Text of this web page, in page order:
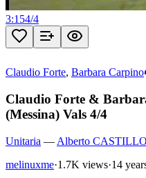
3:154/4
Claudio Forte, Barbara Carpino
Claudio Forte &
(Messina) Vals 4/4
Unitaria — Alberto CASTILLO
melinuxme·1.7K views·14